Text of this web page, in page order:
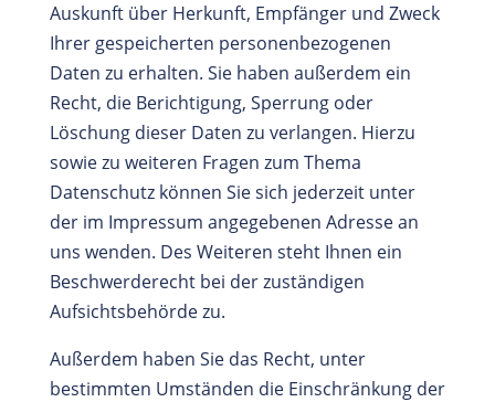
Auskunft über Herkunft, Empfänger und Zweck
Ihrer gespeicherten personenbezogenen
Daten zu erhalten. Sie haben außerdem ein
Recht, die Berichtigung, Sperrung oder
Löschung dieser Daten zu verlangen. Hierzu
sowie zu weiteren Fragen zum Thema
Datenschutz können Sie sich jederzeit unter
der im Impressum angegebenen Adresse an
uns wenden. Des Weiteren steht Ihnen ein
Beschwerderecht bei der zuständigen
Aufsichtsbehörde zu.
Außerdem haben Sie das Recht, unter
bestimmten Umständen die Einschränkung der